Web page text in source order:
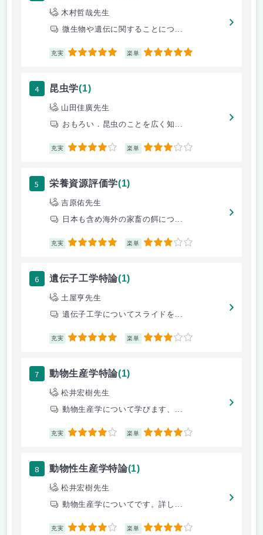
木村哲哉先生
微生物や遺伝に関することにつ...
充実 5 楽単 5
4 昆虫学(1)
山田佳廣先生
おもろい．昆虫のことを広く知...
充実 4 楽単 3
5 栄養資源評価学(1)
吉原佑先生
日本も含め海外の家畜の餌につ...
充実 5 楽単 3
6 遺伝子工学特論(1)
土屋亨先生
遺伝子工学についてスライドを...
充実 5 楽単 3
7 動物生産学特論(1)
松井宏樹先生
動物生産学について学びます、...
充実 4 楽単 4
8 動物性生産学特論(1)
松井宏樹先生
動物生産学についてです。詳し...
充実 4 楽単 4